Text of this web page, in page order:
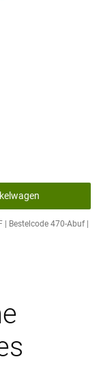
Bestelcode 470-Abuf |